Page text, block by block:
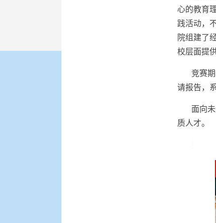
心的教育
践活动，
院组建了
校层面提
竞赛
请报告，
面向
质人才。